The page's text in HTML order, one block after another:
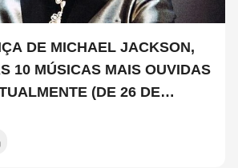
DE MICHAEL JACKSON,
10 MÚSICAS MAIS OUVIDAS
(DE 26 DE